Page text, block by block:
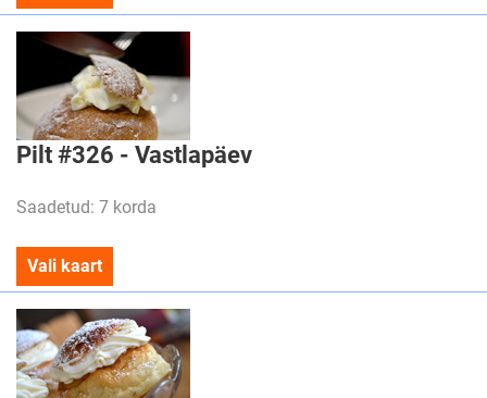
Pilt #326 - Vastlapäev
Saadetud: 7 korda
Vali kaart